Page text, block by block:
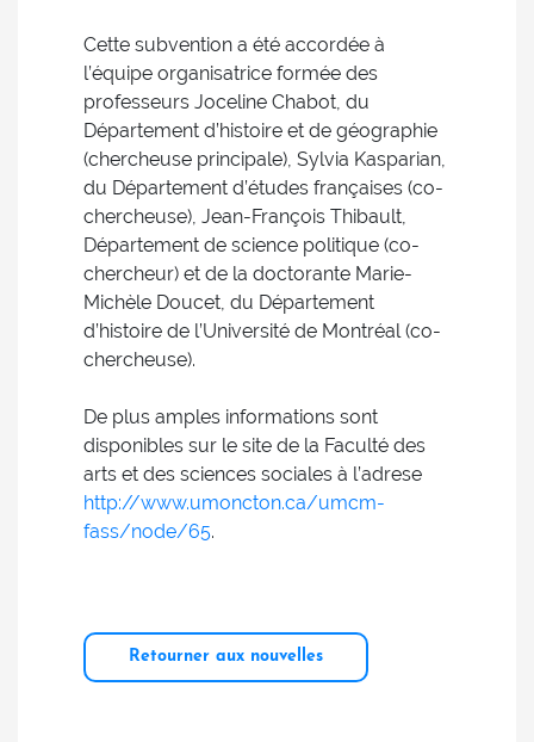
Cette subvention a été accordée à
l’équipe organisatrice formée des
professeurs Joceline Chabot, du
Département d’histoire et de géographie
(chercheuse principale), Sylvia Kasparian,
du Département d’études françaises (co-
chercheuse), Jean-François Thibault,
Département de science politique (co-
chercheur) et de la doctorante Marie-
Michèle Doucet, du Département
d’histoire de l’Université de Montréal (co-
chercheuse).
De plus amples informations sont
disponibles sur le site de la Faculté des
arts et des sciences sociales à l’adrese
http://www.umoncton.ca/umcm-
fass/node/65.
Retourner aux nouvelles